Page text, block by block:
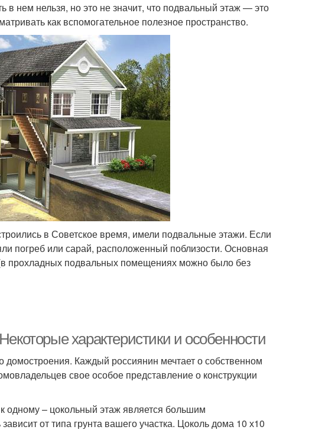
нем нельзя, но это не значит, что подвальный этаж — это
как вспомогательное полезное пространство.
в Советское время, имели подвальные этажи. Если
погреб или сарай, расположенный поблизости. Основная
прохладных подвальных помещениях можно было без
характеристики и особенности
Каждый россиянин мечтает о собственном
свое особое представление о конструкции
одному – цокольный этаж является большим
от типа грунта вашего участка. Цоколь дома 10 х10